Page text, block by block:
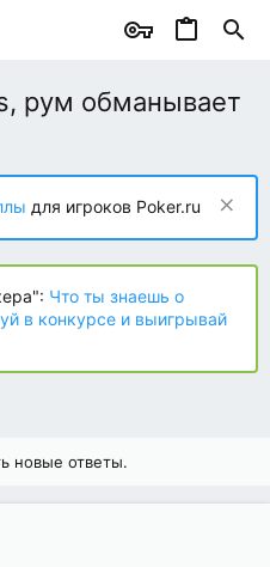
рум обманывает
для игроков Poker.ru
Что ты знаешь о
в конкурсе и выигрывай
новые ответы.